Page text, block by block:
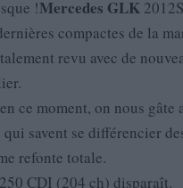
!Mercedes GLK
compactes de la
revu avec de
ce moment, on nous gâte
savent se différencier
refonte totale.
CDI (204 ch) disparaît.